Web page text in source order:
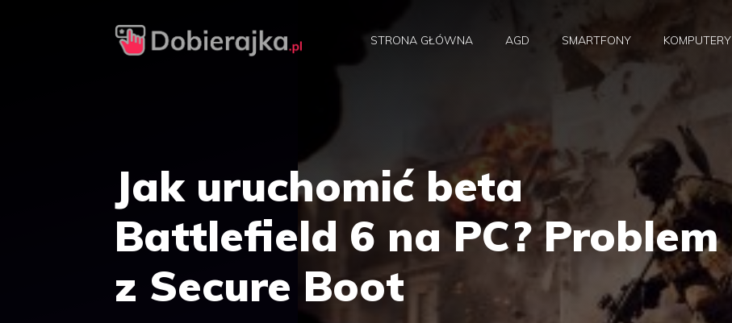
STRONA GŁÓWNA AGD SMARTFONY KOMPUTERY
Jak uruchomić beta
Battlefield 6 na PC? Problem
z Secure Boot